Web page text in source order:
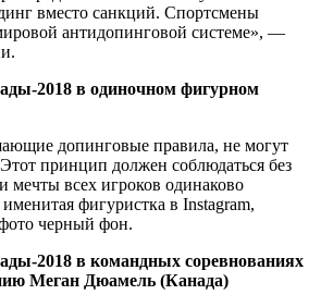
вместо санкций. Спортсмены
антидопинговой системе», —
2018 в одиночном фигурном
допинговые правила, не могут
принцип должен соблюдаться без
мечты всех игроков одинаково
фигуристка в Instagram,
черный фон.
2018 в командных соревнованиях
Меган Дюамель (Канада)